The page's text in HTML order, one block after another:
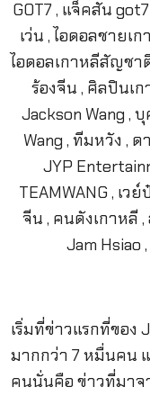
เริ่มที่ข่าวแรกที่ของ
มากกว่า 7 หมื่นคน
คนนั่นคือ ข่าวที่มา